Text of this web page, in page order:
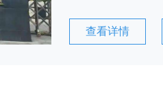
查看详情